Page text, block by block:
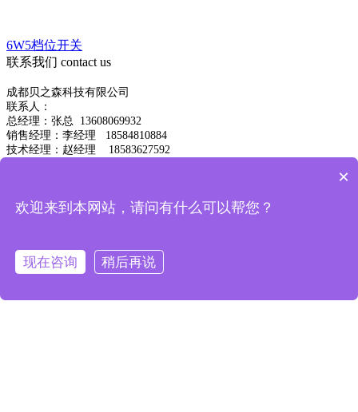
6W5档位开关
联系我们 contact us
成都贝之森科技有限公司
联系人：
总经理： 张总 13608069932
销售经理：李经理 18584810884
技术经理：赵经理 18583627592
×
欢迎来到本网站，请问有什么可以帮您？
现在咨询 稍后再说